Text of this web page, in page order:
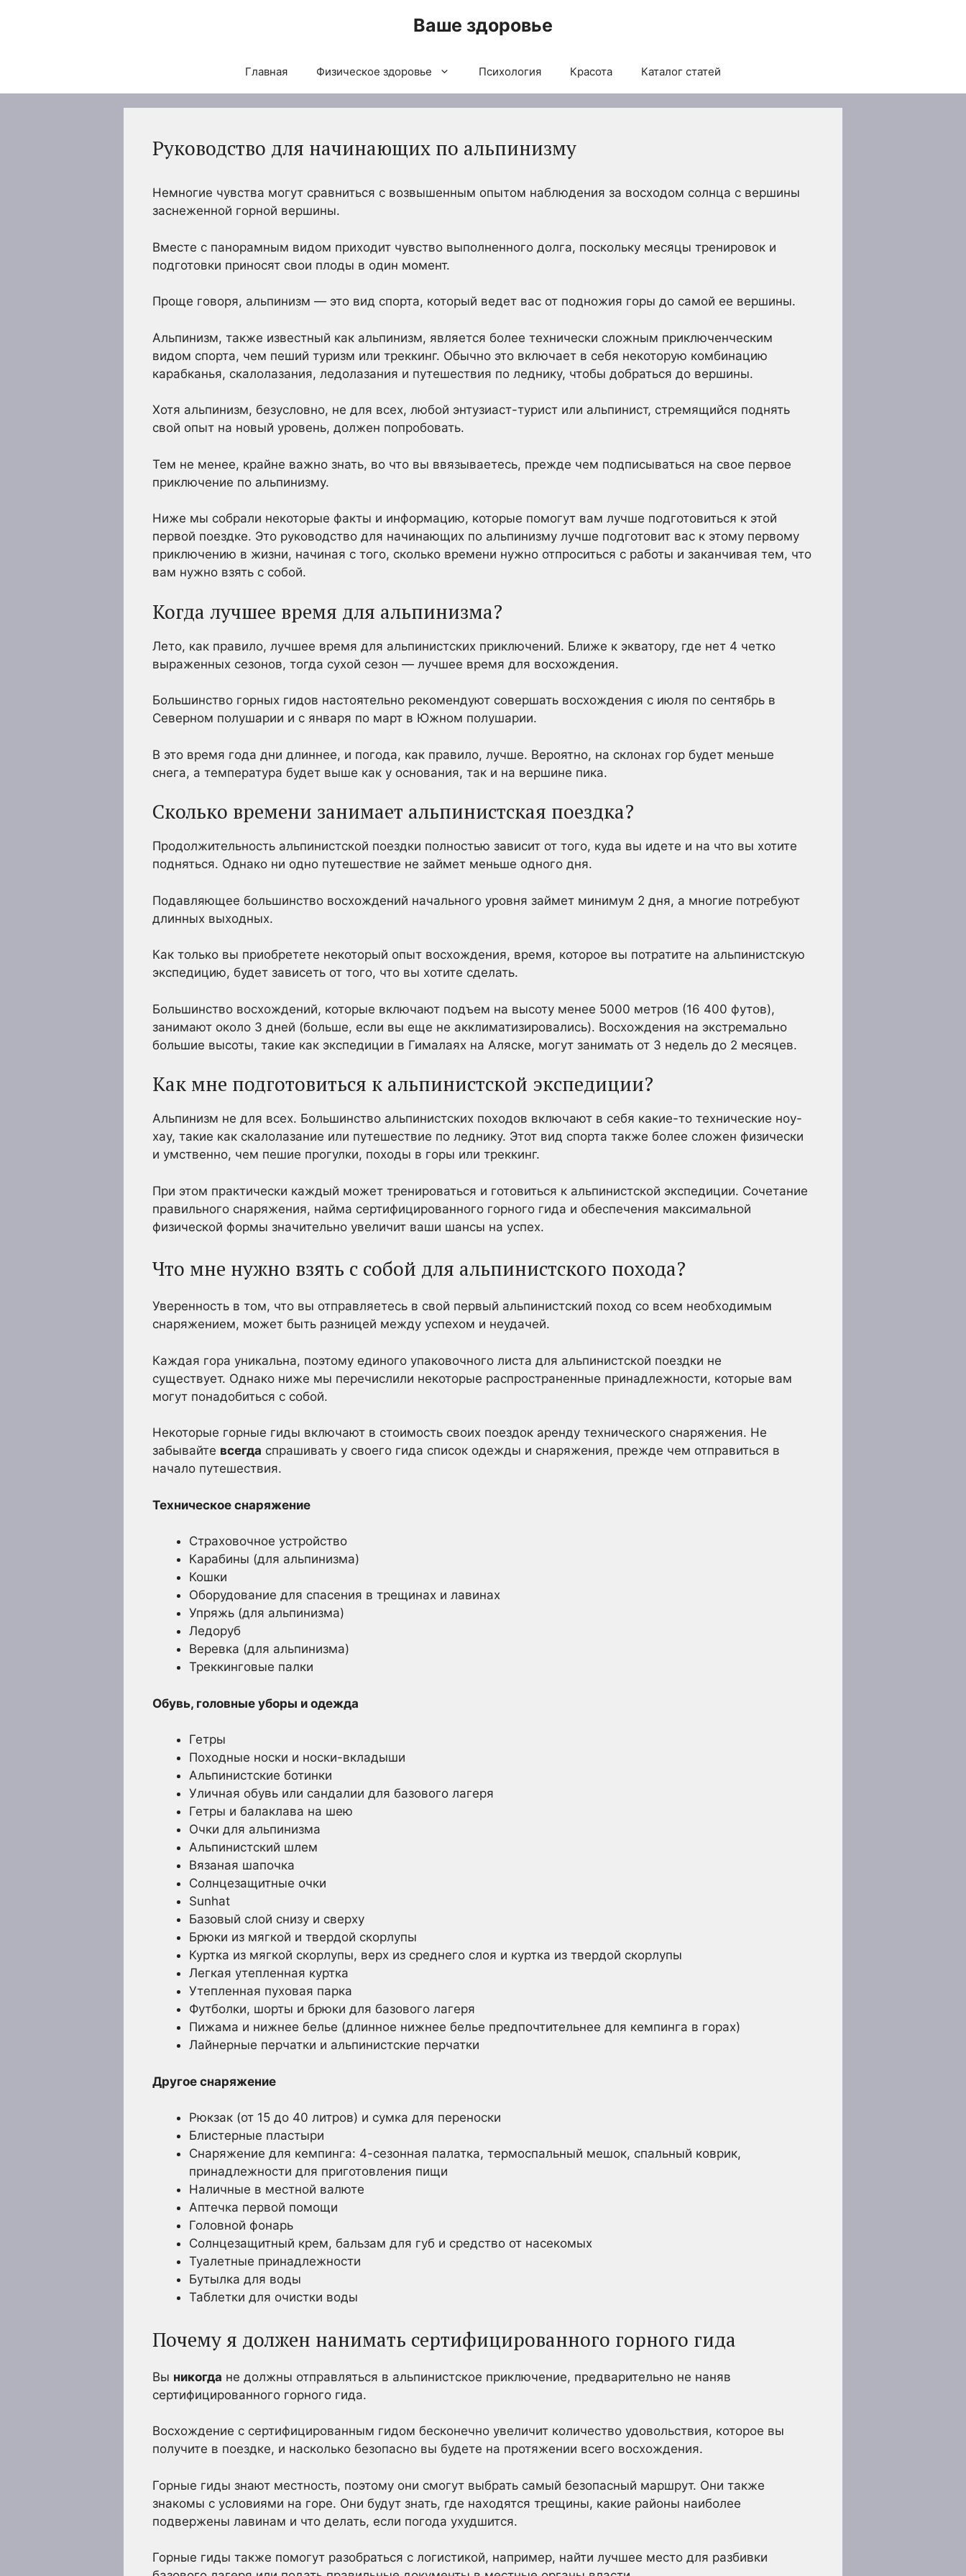
Ваше здоровье
Главная Физическое здоровье Психология Красота Каталог статей
Руководство для начинающих по альпинизму
Немногие чувства могут сравниться с возвышенным опытом наблюдения за восходом солнца с вершины
заснеженной горной вершины.
Вместе с панорамным видом приходит чувство выполненного долга, поскольку месяцы тренировок и
подготовки приносят свои плоды в один момент.
Проще говоря, альпинизм — это вид спорта, который ведет вас от подножия горы до самой ее вершины.
Альпинизм, также известный как альпинизм, является более технически сложным приключенческим
видом спорта, чем пеший туризм или треккинг. Обычно это включает в себя некоторую комбинацию
карабканья, скалолазания, ледолазания и путешествия по леднику, чтобы добраться до вершины.
Хотя альпинизм, безусловно, не для всех, любой энтузиаст-турист или альпинист, стремящийся поднять
свой опыт на новый уровень, должен попробовать.
Тем не менее, крайне важно знать, во что вы ввязываетесь, прежде чем подписываться на свое первое
приключение по альпинизму.
Ниже мы собрали некоторые факты и информацию, которые помогут вам лучше подготовиться к этой
первой поездке. Это руководство для начинающих по альпинизму лучше подготовит вас к этому первому
приключению в жизни, начиная с того, сколько времени нужно отпроситься с работы и заканчивая тем, что
вам нужно взять с собой.
Когда лучшее время для альпинизма?
Лето, как правило, лучшее время для альпинистских приключений. Ближе к экватору, где нет 4 четко
выраженных сезонов, тогда сухой сезон — лучшее время для восхождения.
Большинство горных гидов настоятельно рекомендуют совершать восхождения с июля по сентябрь в
Северном полушарии и с января по март в Южном полушарии.
В это время года дни длиннее, и погода, как правило, лучше. Вероятно, на склонах гор будет меньше
снега, а температура будет выше как у основания, так и на вершине пика.
Сколько времени занимает альпинистская поездка?
Продолжительность альпинистской поездки полностью зависит от того, куда вы идете и на что вы хотите
подняться. Однако ни одно путешествие не займет меньше одного дня.
Подавляющее большинство восхождений начального уровня займет минимум 2 дня, а многие потребуют
длинных выходных.
Как только вы приобретете некоторый опыт восхождения, время, которое вы потратите на альпинистскую
экспедицию, будет зависеть от того, что вы хотите сделать.
Большинство восхождений, которые включают подъем на высоту менее 5000 метров (16 400 футов),
занимают около 3 дней (больше, если вы еще не акклиматизировались). Восхождения на экстремально
большие высоты, такие как экспедиции в Гималаях на Аляске, могут занимать от 3 недель до 2 месяцев.
Как мне подготовиться к альпинистской экспедиции?
Альпинизм не для всех. Большинство альпинистских походов включают в себя какие-то технические ноу-
хау, такие как скалолазание или путешествие по леднику. Этот вид спорта также более сложен физически
и умственно, чем пешие прогулки, походы в горы или треккинг.
При этом практически каждый может тренироваться и готовиться к альпинистской экспедиции. Сочетание
правильного снаряжения, найма сертифицированного горного гида и обеспечения максимальной
физической формы значительно увеличит ваши шансы на успех.
Что мне нужно взять с собой для альпинистского похода?
Уверенность в том, что вы отправляетесь в свой первый альпинистский поход со всем необходимым
снаряжением, может быть разницей между успехом и неудачей.
Каждая гора уникальна, поэтому единого упаковочного листа для альпинистской поездки не
существует. Однако ниже мы перечислили некоторые распространенные принадлежности, которые вам
могут понадобиться с собой.
Некоторые горные гиды включают в стоимость своих поездок аренду технического снаряжения. Не
забывайте всегда спрашивать у своего гида список одежды и снаряжения, прежде чем отправиться в
начало путешествия.
Техническое снаряжение
Страховочное устройство
Карабины (для альпинизма)
Кошки
Оборудование для спасения в трещинах и лавинах
Упряжь (для альпинизма)
Ледоруб
Веревка (для альпинизма)
Треккинговые палки
Обувь, головные уборы и одежда
Гетры
Походные носки и носки-вкладыши
Альпинистские ботинки
Уличная обувь или сандалии для базового лагеря
Гетры и балаклава на шею
Очки для альпинизма
Альпинистский шлем
Вязаная шапочка
Солнцезащитные очки
Sunhat
Базовый слой снизу и сверху
Брюки из мягкой и твердой скорлупы
Куртка из мягкой скорлупы, верх из среднего слоя и куртка из твердой скорлупы
Легкая утепленная куртка
Утепленная пуховая парка
Футболки, шорты и брюки для базового лагеря
Пижама и нижнее белье (длинное нижнее белье предпочтительнее для кемпинга в горах)
Лайнерные перчатки и альпинистские перчатки
Другое снаряжение
Рюкзак (от 15 до 40 литров) и сумка для переноски
Блистерные пластыри
Снаряжение для кемпинга: 4-сезонная палатка, термоспальный мешок, спальный коврик,
принадлежности для приготовления пищи
Наличные в местной валюте
Аптечка первой помощи
Головной фонарь
Солнцезащитный крем, бальзам для губ и средство от насекомых
Туалетные принадлежности
Бутылка для воды
Таблетки для очистки воды
Почему я должен нанимать сертифицированного горного гида
Вы никогда не должны отправляться в альпинистское приключение, предварительно не наняв
сертифицированного горного гида.
Восхождение с сертифицированным гидом бесконечно увеличит количество удовольствия, которое вы
получите в поездке, и насколько безопасно вы будете на протяжении всего восхождения.
Горные гиды знают местность, поэтому они смогут выбрать самый безопасный маршрут. Они также
знакомы с условиями на горе. Они будут знать, где находятся трещины, какие районы наиболее
подвержены лавинам и что делать, если погода ухудшится.
Горные гиды также помогут разобраться с логистикой, например, найти лучшее место для разбивки